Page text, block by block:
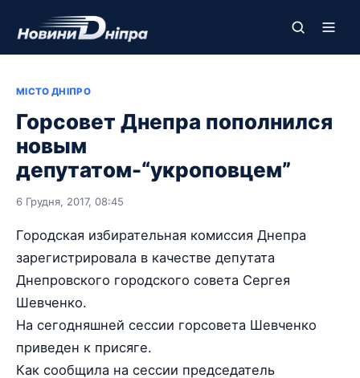
МІСТО ДНІПРО
Горсовет Днепра пополнился
новым
депутатом-“укроповцем”
6 Грудня, 2017, 08:45
Городская избирательная комиссия Днепра
зарегистрировала в качестве депутата
Днепровского городского совета Сергея
Шевченко.
На сегодняшней сессии горсовета Шевченко
приведен к присяге.
Как сообщила на сессии председатель